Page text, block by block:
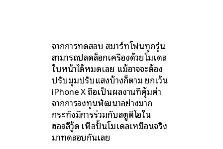
จากการทดสอบ สมาร์ทโฟนทุกรุ่น
สามารถปลดล็อกเครื่องด้วยโมเดล
ใบหน้าได้หมดเลย แม้อาจจะต้อง
ปรับมุมปรับแสงบ้างก็ตาม ยกเว้น
iPhone X ถือเป็นผลงานที่คุ้มค่า
จากการลงทุนพัฒนาอย่างมาก
กระทั่งมีการร่วมกับสตูดิโอใน
ฮอลลีวู้ด เพื่อปั้นโมเดลเหมือนจริง
มาทดสอบกันเลย